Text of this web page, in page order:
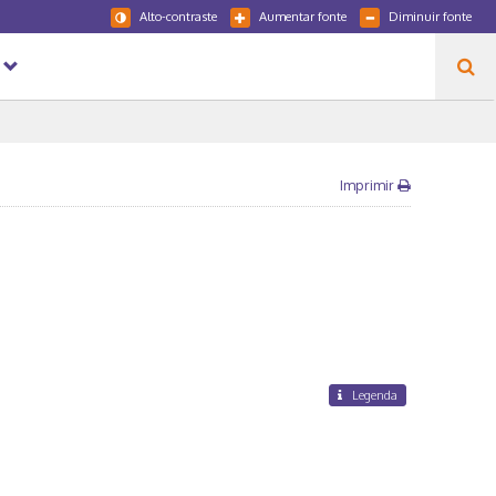
Diminuir fonte
Aumentar fonte
Alto-contraste
Imprimir
Legenda